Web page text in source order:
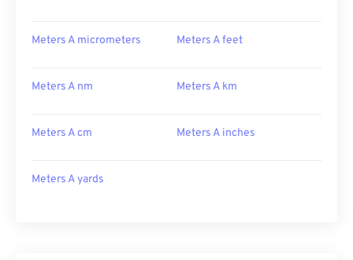
Meters A micrometers Meters A feet
Meters A nm Meters A km
Meters A cm Meters A inches
Meters A yards